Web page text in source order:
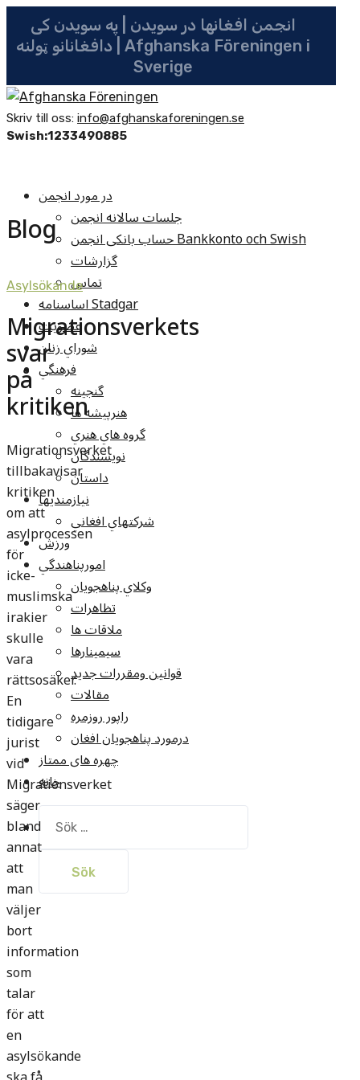
انجمن افغانها در سویدن | په سویدن کی
دافغانانو ټولنه | Afghanska Föreningen i
Sverige
Skriv till oss: info@afghanskaforeningen.se
Swish:1233490885
در مورد انجمن
جلسات سالانه انجمن
حساب بانکی انجمن Bankkonto och Swish
گزارشات
تماس
اساسنامه Stadgar
عضویت
شوراي زنان
فرهنگي
گنجينه
هنرپيشه ها
گروه هاي هنري
نويسندگان
داستان
نيازمنديها
شرکتهاي افغاني
ورزش
امورپناهندگي
وکلاي پناهجويان
تظاهرات
ملاقات ها
سيمينارها
قوانين ومقررات جديد
مقالات
راپور روزمره
درمورد پناهجويان افغان
چهره های ممتاز
خانه
efter:
Blog
Asylsökande
Migrationsverkets
svar
på
kritiken
Migrationsverket
tillbakavisar
kritiken
om att
asylprocessen
för
icke-
muslimska
irakier
skulle
vara
rättsosäker.
En
tidigare
jurist
vid
Migrationsverket
säger
bland
annat
att
man
väljer
bort
information
som
talar
för att
en
asylsökande